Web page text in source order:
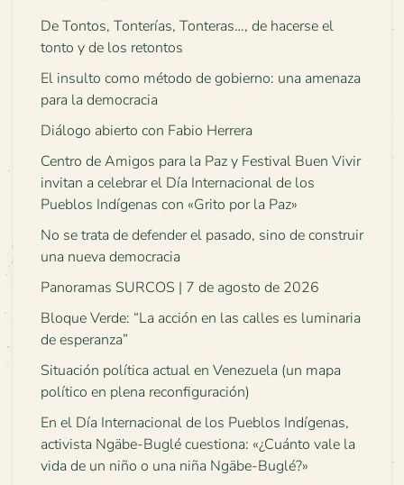
De Tontos, Tonterías, Tonteras…, de hacerse el
tonto y de los retontos
El insulto como método de gobierno: una amenaza
para la democracia
Diálogo abierto con Fabio Herrera
Centro de Amigos para la Paz y Festival Buen Vivir
invitan a celebrar el Día Internacional de los
Pueblos Indígenas con «Grito por la Paz»
No se trata de defender el pasado, sino de construir
una nueva democracia
Panoramas SURCOS | 7 de agosto de 2026
Bloque Verde: “La acción en las calles es luminaria
de esperanza”
Situación política actual en Venezuela (un mapa
político en plena reconfiguración)
En el Día Internacional de los Pueblos Indígenas,
activista Ngäbe-Buglé cuestiona: «¿Cuánto vale la
vida de un niño o una niña Ngäbe-Buglé?»